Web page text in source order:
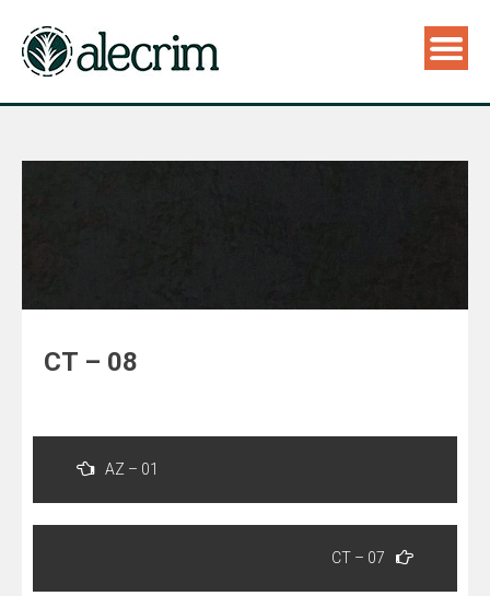
CT – 08
Navegação
Post
AZ – 01
CT – 07